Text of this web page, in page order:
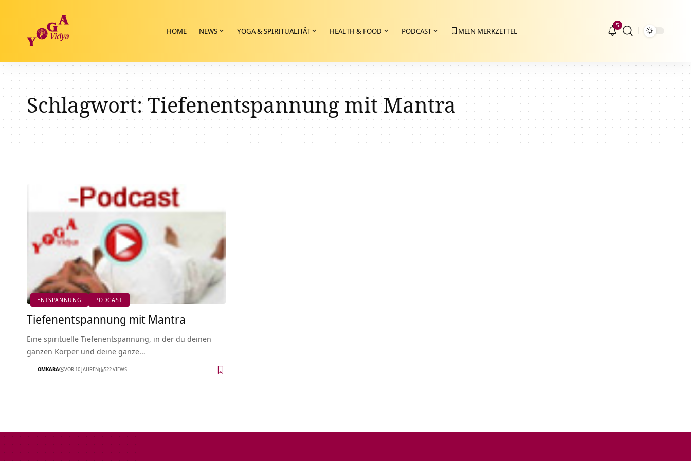
HOME NEWS YOGA & SPIRITUALITÄT HEALTH & FOOD PODCAST MEIN MERKZETTEL
5
Schlagwort:Tiefenentspannung mit Mantra
ENTSPANNUNG PODCAST
Tiefenentspannung mit Mantra
Eine spirituelle Tiefenentspannung, in der du deinen
ganzen Körper und deine ganze…
OMKARA VOR 10 JAHREN 522 VIEWS